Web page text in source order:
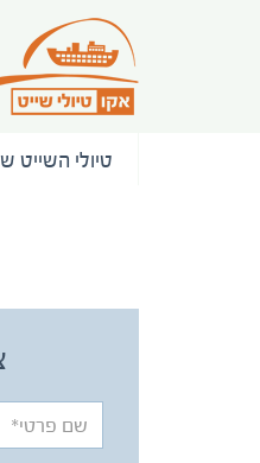
טיולי השייט